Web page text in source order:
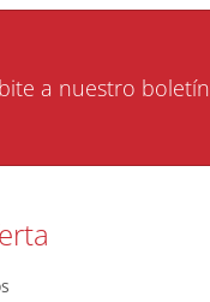
a nuestro boletín